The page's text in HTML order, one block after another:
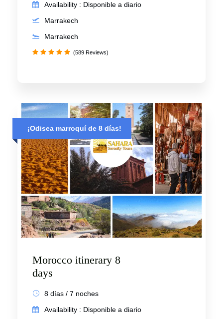
Availability : Disponible a diario
Marrakech
Marrakech
(589 Reviews)
¡Odisea marroquí de 8 días!
Morocco itinerary 8
days
8 días / 7 noches
Availability : Disponible a diario